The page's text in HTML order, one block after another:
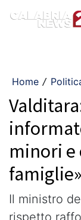
Home /
minori
famiglie»
Il ministro
rispetto